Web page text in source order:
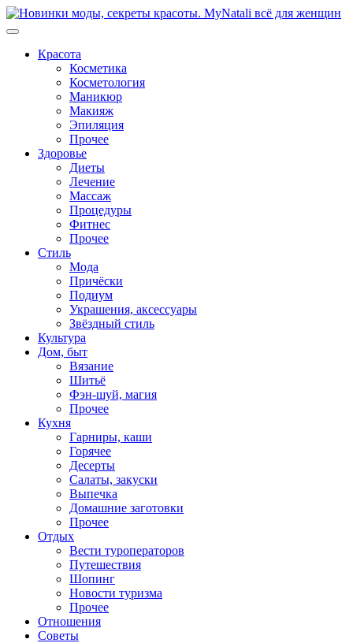
Перейти
к
Красота
Косметика
Косметология
Маникюр
Макияж
Эпиляция
Прочее
Здоровье
Диеты
Лечение
Массаж
Процедуры
Фитнес
Прочее
Стиль
Мода
Причёски
Подиум
Украшения, аксессуары
Звёздный стиль
Культура
Дом, быт
Вязание
Шитьё
Фэн-шуй, магия
Прочее
Кухня
Гарниры, каши
Горячее
Десерты
Салаты, закуски
Выпечка
Домашние заготовки
Прочее
Отдых
Вести туроператоров
Путешествия
Шопинг
Новости туризма
Прочее
Отношения
Советы